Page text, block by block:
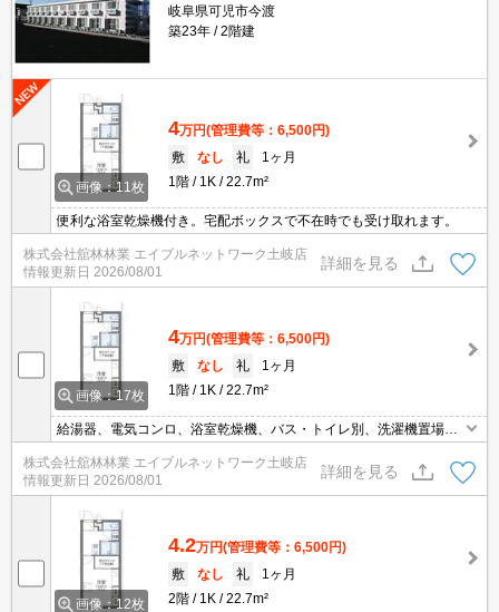
岐阜県可児市今渡
築23年
2階建
画像：11枚
4万円(管理費等：6,500円)
敷
なし 礼
1ヶ月
1階
1K 22.7m²
便利な浴室乾燥機付き。宅配ボックスで不在時でも受け取れます。
株式会社舘林林業 エイブルネットワーク土岐店
情報更新日 2026/08/01
詳細を見る
画像：17枚
4万円(管理費等：6,500円)
敷
なし 礼
1ヶ月
1階
1K 22.7m²
給湯器、電気コンロ、浴室乾燥機、バス・トイレ別、洗濯機置場
（室内）、エアコン（冷暖房）、インターネット対応、自転車置
場、インターネット使い放題・U-NEXT一般作品見放題プラン有
株式会社舘林林業 エイブルネットワーク土岐店
情報更新日 2026/08/01
詳細を見る
画像：12枚
4.2万円(管理費等：6,500円)
敷
なし 礼
1ヶ月
2階
1K 22.7m²